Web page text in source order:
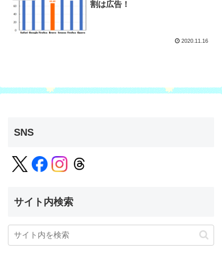
割は広告！
2020.11.16
SNS
サイト内検索